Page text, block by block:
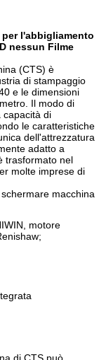
per l'abbigliamento
nessun Filme
(CTS) è
di stampaggio
e le dimensioni
Il modo di
capacità di
le caratteristiche
dell'attrezzatura
adatto a
trasformato nel
molte imprese di
macchina
motore